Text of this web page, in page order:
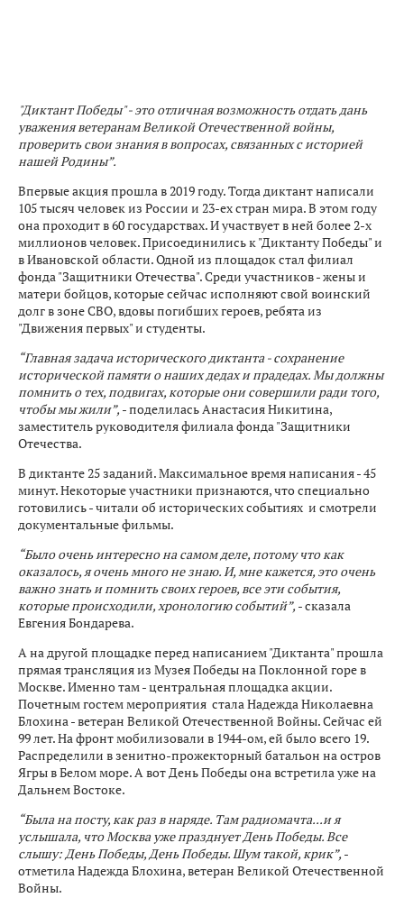
"Диктант Победы" - это отличная возможность отдать дань
уважения ветеранам Великой Отечественной войны,
проверить свои знания в вопросах, связанных с историей
нашей Родины”.
Впервые акция прошла в 2019 году. Тогда диктант написали
105 тысяч человек из России и 23-ех стран мира. В этом году
она проходит в 60 государствах. И участвует в ней более 2-х
миллионов человек. Присоединились к "Диктанту Победы" и
в Ивановской области. Одной из площадок стал филиал
фонда "Защитники Отечества". Среди участников - жены и
матери бойцов, которые сейчас исполняют свой воинский
долг в зоне СВО, вдовы погибших героев, ребята из
"Движения первых" и студенты.
“Главная задача исторического диктанта - сохранение
исторической памяти о наших дедах и прадедах. Мы должны
помнить о тех, подвигах, которые они совершили ради того,
чтобы мы жили”, - поделилась Анастасия Никитина,
заместитель руководителя филиала фонда "Защитники
Отечества.
В диктанте 25 заданий. Максимальное время написания - 45
минут. Некоторые участники признаются, что специально
готовились - читали об исторических событиях и смотрели
документальные фильмы.
“Было очень интересно на самом деле, потому что как
оказалось, я очень много не знаю. И, мне кажется, это очень
важно знать и помнить своих героев, все эти события,
которые происходили, хронологию событий”, - сказала
Евгения Бондарева.
А на другой площадке перед написанием "Диктанта" прошла
прямая трансляция из Музея Победы на Поклонной горе в
Москве. Именно там - центральная площадка акции.
Почетным гостем мероприятия стала Надежда Николаевна
Блохина - ветеран Великой Отечественной Войны. Сейчас ей
99 лет. На фронт мобилизовали в 1944-ом, ей было всего 19.
Распределили в зенитно-прожекторный батальон на остров
Ягры в Белом море. А вот День Победы она встретила уже на
Дальнем Востоке.
“Была на посту, как раз в наряде. Там радиомачта...и я
услышала, что Москва уже празднует День Победы. Все
слышу: День Победы, День Победы. Шум такой, крик”, -
отметила Надежда Блохина, ветеран Великой Отечественной
Войны.